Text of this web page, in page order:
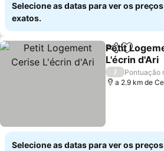
Selecione as datas para ver os preços
exatos.
Partilhar
Petit
L'écrin d'Ari
Ver preços
/
Pontuação
a 2.9 km de
Selecione as datas para ver os preços